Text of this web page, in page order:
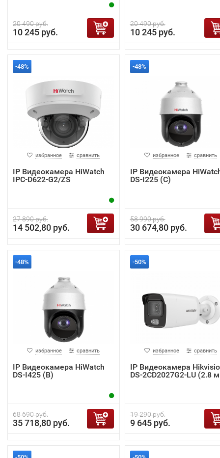
20 490 руб.
10 245 руб.
20 490 руб.
10 245 руб.
-48%
избранное сравнить
IP Видеокамера HiWatch
IPC-D622-G2/ZS
27 890 руб.
14 502,80 руб.
-48%
избранное сравнить
IP Видеокамера
DS-I225 (С)
58 990 руб.
30 674,80 руб.
-48%
избранное сравнить
IP Видеокамера HiWatch
DS-I425 (B)
68 690 руб.
35 718,80 руб.
-50%
избранное сравнить
IP Видеокамера
DS-2CD2027G2-LU (2.8
19 290 руб.
9 645 руб.